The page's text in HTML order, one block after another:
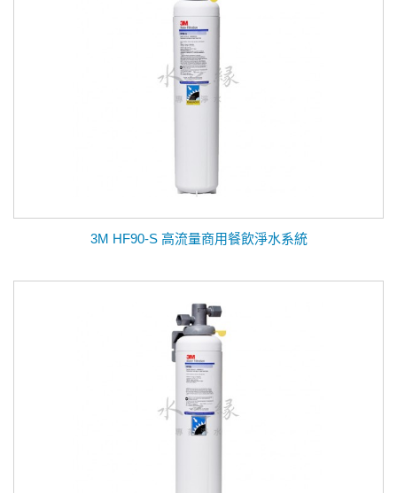
3M HF90-S 高流量商用餐飲淨水系統